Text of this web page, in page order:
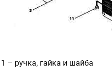
1 – ручка, гайка и шайба